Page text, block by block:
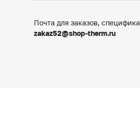
Почта для заказов,
zakaz52@shop-therm.ru